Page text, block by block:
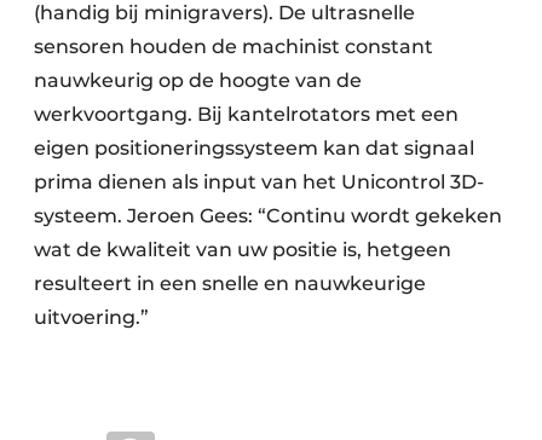
(handig bij minigravers). De ultrasnelle
sensoren houden de machinist constant
nauwkeurig op de hoogte van de
werkvoortgang. Bij kantelrotators met een
eigen positioneringssysteem kan dat signaal
prima dienen als input van het Unicontrol 3D-
systeem. Jeroen Gees: “Continu wordt gekeken
wat de kwaliteit van uw positie is, hetgeen
resulteert in een snelle en nauwkeurige
uitvoering.”